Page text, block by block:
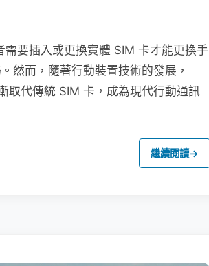
要插入或更換實體 SIM 卡才能更換手
然而，隨著行動裝置技術的發展，
取代傳統 SIM 卡，成為現代行動通訊
繼續閱讀→